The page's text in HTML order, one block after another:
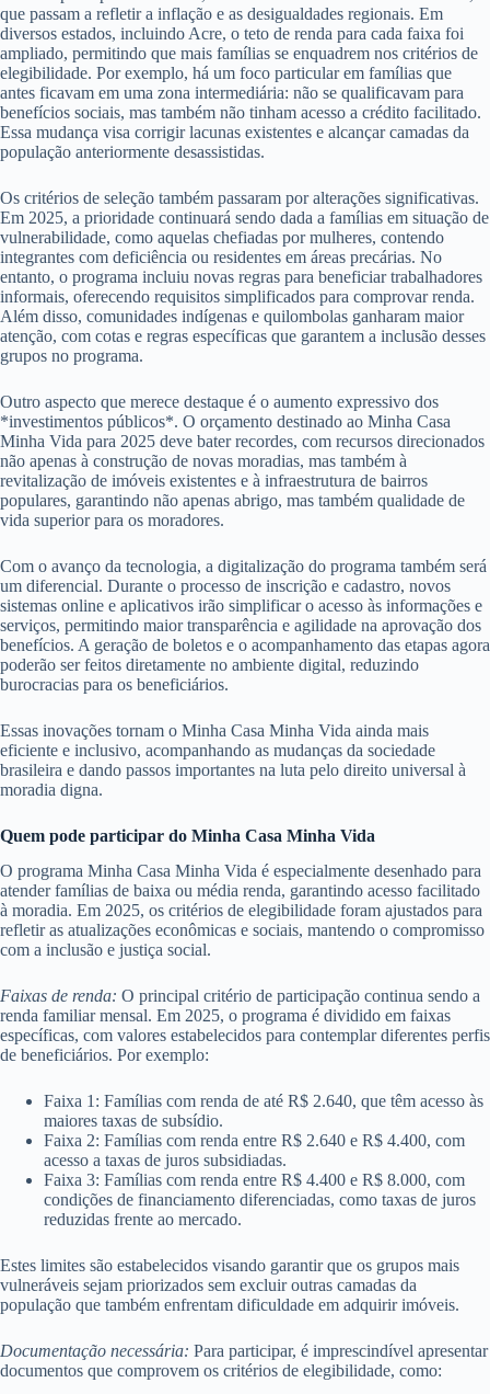
que passam a refletir a inflação e as desigualdades regionais. Em
diversos estados, incluindo Acre, o teto de renda para cada faixa foi
ampliado, permitindo que mais famílias se enquadrem nos critérios de
elegibilidade. Por exemplo, há um foco particular em famílias que
antes ficavam em uma zona intermediária: não se qualificavam para
benefícios sociais, mas também não tinham acesso a crédito facilitado.
Essa mudança visa corrigir lacunas existentes e alcançar camadas da
população anteriormente desassistidas.
Os critérios de seleção também passaram por alterações significativas.
Em 2025, a prioridade continuará sendo dada a famílias em situação de
vulnerabilidade, como aquelas chefiadas por mulheres, contendo
integrantes com deficiência ou residentes em áreas precárias. No
entanto, o programa incluiu novas regras para beneficiar trabalhadores
informais, oferecendo requisitos simplificados para comprovar renda.
Além disso, comunidades indígenas e quilombolas ganharam maior
atenção, com cotas e regras específicas que garantem a inclusão desses
grupos no programa.
Outro aspecto que merece destaque é o aumento expressivo dos
*investimentos públicos*. O orçamento destinado ao Minha Casa
Minha Vida para 2025 deve bater recordes, com recursos direcionados
não apenas à construção de novas moradias, mas também à
revitalização de imóveis existentes e à infraestrutura de bairros
populares, garantindo não apenas abrigo, mas também qualidade de
vida superior para os moradores.
Com o avanço da tecnologia, a digitalização do programa também será
um diferencial. Durante o processo de inscrição e cadastro, novos
sistemas online e aplicativos irão simplificar o acesso às informações e
serviços, permitindo maior transparência e agilidade na aprovação dos
benefícios. A geração de boletos e o acompanhamento das etapas agora
poderão ser feitos diretamente no ambiente digital, reduzindo
burocracias para os beneficiários.
Essas inovações tornam o Minha Casa Minha Vida ainda mais
eficiente e inclusivo, acompanhando as mudanças da sociedade
brasileira e dando passos importantes na luta pelo direito universal à
moradia digna.
Quem pode participar do Minha Casa Minha Vida
O programa Minha Casa Minha Vida é especialmente desenhado para
atender famílias de baixa ou média renda, garantindo acesso facilitado
à moradia. Em 2025, os critérios de elegibilidade foram ajustados para
refletir as atualizações econômicas e sociais, mantendo o compromisso
com a inclusão e justiça social.
Faixas de renda: O principal critério de participação continua sendo a
renda familiar mensal. Em 2025, o programa é dividido em faixas
específicas, com valores estabelecidos para contemplar diferentes perfis
de beneficiários. Por exemplo:
Faixa 1: Famílias com renda de até R$ 2.640, que têm acesso às
maiores taxas de subsídio.
Faixa 2: Famílias com renda entre R$ 2.640 e R$ 4.400, com
acesso a taxas de juros subsidiadas.
Faixa 3: Famílias com renda entre R$ 4.400 e R$ 8.000, com
condições de financiamento diferenciadas, como taxas de juros
reduzidas frente ao mercado.
Estes limites são estabelecidos visando garantir que os grupos mais
vulneráveis sejam priorizados sem excluir outras camadas da
população que também enfrentam dificuldade em adquirir imóveis.
Documentação necessária: Para participar, é imprescindível apresentar
documentos que comprovem os critérios de elegibilidade, como: